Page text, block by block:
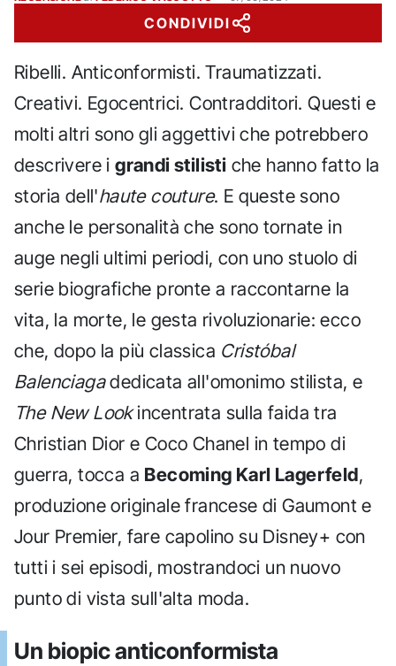
CONDIVIDI
Ribelli. Anticonformisti. Traumatizzati.
Creativi. Egocentrici. Contradditori. Questi e
molti altri sono gli aggettivi che potrebbero
descrivere igrandi stilisti che hanno fatto la
storia dell'haute couture. E queste sono
anche le personalità che sono tornate in
auge negli ultimi periodi, con uno stuolo di
serie biografiche pronte a raccontarne la
vita, la morte, le gesta rivoluzionarie: ecco
che, dopo la più classica Cristóbal
Balenciagadedicata all'omonimo stilista, e
The New Lookincentrata sulla faida tra
Christian Dior e Coco Chanel in tempo di
guerra, tocca a Becoming Karl Lagerfeld,
produzione originale francese di Gaumont e
Jour Premier, fare capolino su Disney+ con
tutti i sei episodi, mostrandoci un nuovo
punto di vista sull'alta moda.
Un biopic anticonformista